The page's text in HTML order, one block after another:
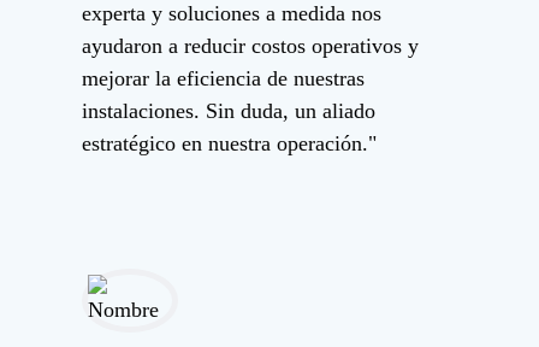
experta y soluciones a medida nos
ayudaron a reducir costos operativos y
mejorar la eficiencia de nuestras
instalaciones. Sin duda, un aliado
estratégico en nuestra operación."